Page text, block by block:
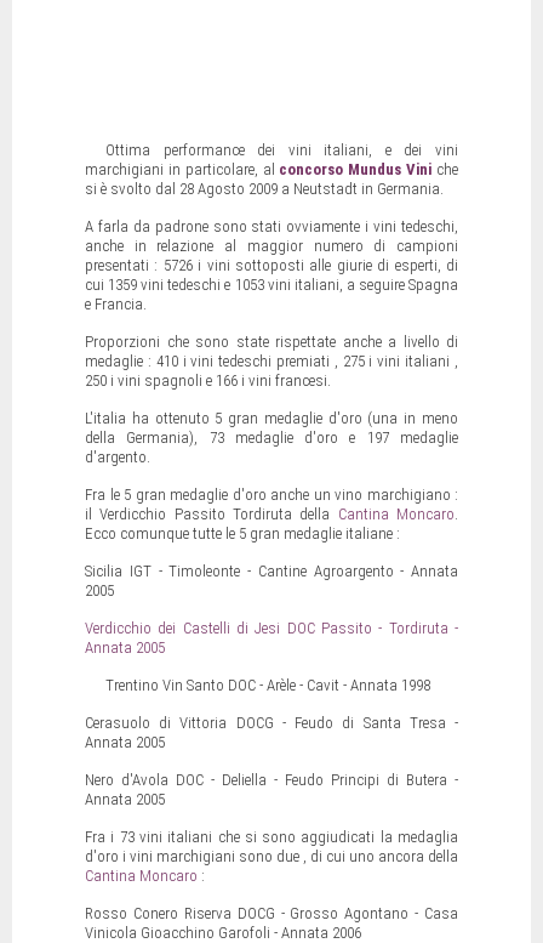
Ottima performance dei vini italiani, e dei vini
marchigiani in particolare, al concorso Mundus Vini che
si è svolto dal 28 Agosto 2009 a Neutstadt in Germania.
A farla da padrone sono stati ovviamente i vini tedeschi,
anche in relazione al maggior numero di campioni
presentati : 5726 i vini sottoposti alle giurie di esperti, di
cui 1359 vini tedeschi e 1053 vini italiani, a seguire Spagna
e Francia.
Proporzioni che sono state rispettate anche a livello di
medaglie : 410 i vini tedeschi premiati , 275 i vini italiani ,
250 i vini spagnoli e 166 i vini francesi.
L'italia ha ottenuto 5 gran medaglie d'oro (una in meno
della Germania), 73 medaglie d'oro e 197 medaglie
d'argento.
Fra le 5 gran medaglie d'oro anche un vino marchigiano :
il Verdicchio Passito Tordiruta della Cantina Moncaro
Ecco comunque tutte le 5 gran medaglie italiane :
Sicilia IGT - Timoleonte - Cantine Agroargento - Annata
2005
Verdicchio dei Castelli di Jesi DOC Passito - Tordiruta -
Annata 2005
Trentino Vin Santo DOC - Arèle - Cavit - Annata 1998
Cerasuolo di Vittoria DOCG - Feudo di Santa Tresa -
Annata 2005
Nero d'Avola DOC - Deliella - Feudo Principi di Butera -
Annata 2005
Fra i 73 vini italiani che si sono aggiudicati la medaglia
d'oro i vini marchigiani sono due , di cui uno ancora della
Cantina Moncaro :
Rosso Conero Riserva DOCG - Grosso Agontano - Casa
Vinicola Gioacchino Garofoli - Annata 2006